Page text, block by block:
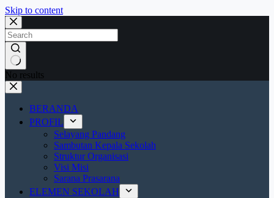
Skip to content
No results
BERANDA
PROFIL
Selayang Pandang
Sambutan Kepala Sekolah
Struktur Organisasi
Visi Misi
Sarana Prasarana
ELEMEN SEKOLAH